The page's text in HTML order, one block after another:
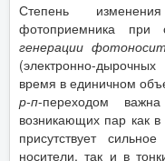
Степень изменения
фотоприемника при
генерации
(электронно-
время в единичном
р-п-переходом
возникающих пар как в
присутствует
носители, так и в